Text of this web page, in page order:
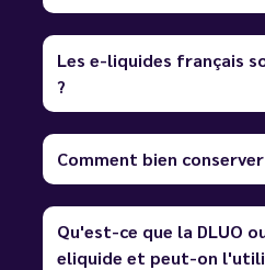
Les e-liquides français
?
Comment bien
Qu'est-ce que la DLUO
eliquide et peut-on